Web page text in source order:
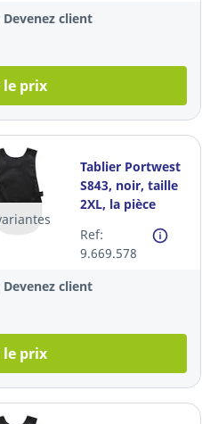
client
le prix
Tablier Portwest
S843, noir, taille
2XL, la pièce
Ref:
9.669.578
client
le prix